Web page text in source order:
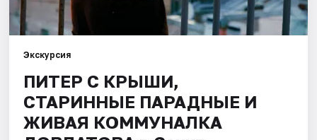
Экскурсия
ПИТЕР С КРЫШИ,
СТАРИННЫЕ ПАРАДНЫЕ И
ЖИВАЯ КОММУНАЛКА